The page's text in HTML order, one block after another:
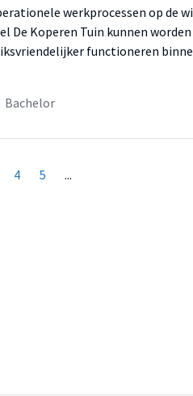
werkprocessen op de
De Koperen Tuin kunnen
functioneren
Bachelor
4 5 ...